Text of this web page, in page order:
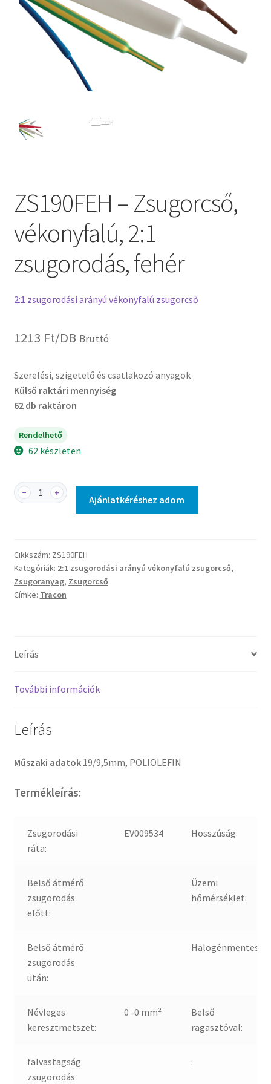
ZS190FEH – Zsugorcső,
vékonyfalú, 2:1
zsugorodás, fehér
2:1 zsugorodási arányú vékonyfalú zsugorcső
1213 Ft/DB Bruttó
Szerelési, szigetelő és csatlakozó anyagok
Kűlső raktári mennyiség
62 db raktáron
Rendelhető
62 készleten
ZS190FEH
2:1
zsugorodás,
fehér
mennyiség
− +
Ajánlatkéréshez adom
Cikkszám: ZS190FEH
Kategóriák: 2:1 zsugorodási arányú vékonyfalú zsugorcső,
Zsugoranyag, Zsugorcső
Címke: Tracon
Leírás
További információk
Leírás
Műszaki adatok 19/9,5mm, POLIOLEFIN
Termékleírás:
Zsugorodási
ráta:
EV009534 Hosszúság:
Belső átmérő
zsugorodás
előtt:
Üzemi
hőmérséklet:
Belső átmérő
zsugorodás
után:
Halogénmentes:
Névleges
keresztmetszet:
0 -0 mm²
Belső
ragasztóval:
falvastagság
zsugorodás
: